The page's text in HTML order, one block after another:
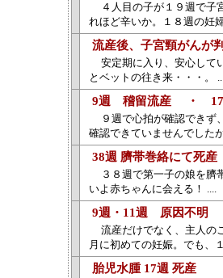
４人目の子が１９週で子
れほど辛いか。１８週の妊
流産後、子宮頸がんが
安定期に入り、安心して
とベットの往き来・・・。
9週 稽留流産 ・ 17
９週で心拍が確認できず
確認できていませんでした
38週 臍帯巻絡にて死産
３８週で第一子の娘を臍
いよ赤ちゃんに会える！ ....
9週・11週 原因不明
流産だけでなく、主人の
月に初めての妊娠。でも、
胎児水腫 17週 死産